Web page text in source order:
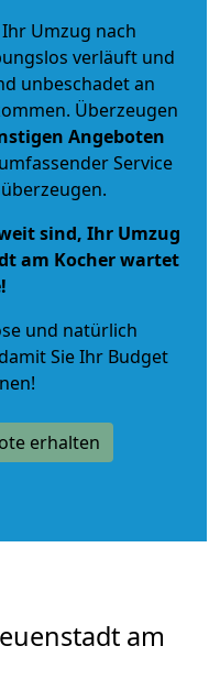
Umzug nach
verläuft und
unbeschadet an
Überzeugen
Angeboten
Service
sind, Ihr Umzug
am Kocher wartet
und natürlich
Sie Ihr Budget
erhalten
am